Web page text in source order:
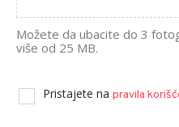
Možete da ubacite do 3
više od 25 MB.
Pristajete na pravila